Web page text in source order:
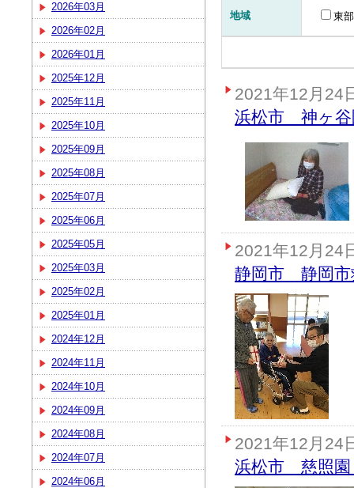
2026年03月
2026年02月
2026年01月
2025年12月
2025年11月
2025年10月
2025年09月
2025年08月
2025年07月
2025年06月
2025年05月
2025年03月
2025年02月
2025年01月
2024年12月
2024年11月
2024年10月
2024年09月
2024年08月
2024年07月
2024年06月
地域 東部
2021年12月24
浜松市 神ヶ谷
2021年12月24
静岡市 静岡市
2021年12月24
浜松市 慈照園